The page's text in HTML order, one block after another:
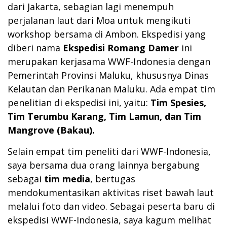
dari Jakarta, sebagian lagi menempuh
perjalanan laut dari Moa untuk mengikuti
workshop bersama di Ambon. Ekspedisi yang
diberi nama Ekspedisi Romang Damer ini
merupakan kerjasama WWF-Indonesia dengan
Pemerintah Provinsi Maluku, khususnya Dinas
Kelautan dan Perikanan Maluku. Ada empat tim
penelitian di ekspedisi ini, yaitu: Tim Spesies,
Tim Terumbu Karang, Tim Lamun, dan Tim
Mangrove (Bakau).
Selain empat tim peneliti dari WWF-Indonesia,
saya bersama dua orang lainnya bergabung
sebagai tim media, bertugas
mendokumentasikan aktivitas riset bawah laut
melalui foto dan video. Sebagai peserta baru di
ekspedisi WWF-Indonesia, saya kagum melihat